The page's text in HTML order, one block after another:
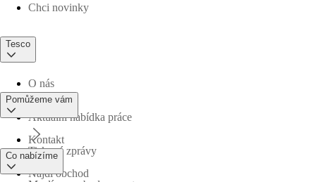
Chci novinky
Tesco
O nás
Aktuální nabídka práce
Tiskové zprávy
Pomůžeme vám
Kontakt
Najdi obchod
Co nabízíme